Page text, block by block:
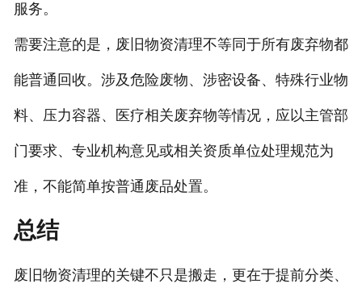
服务。
需要注意的是，废旧物资清理不等同于所有废弃物都
能普通回收。涉及危险废物、涉密设备、特殊行业物
料、压力容器、医疗相关废弃物等情况，应以主管部
门要求、专业机构意见或相关资质单位处理规范为
准，不能简单按普通废品处置。
总结
废旧物资清理的关键不只是搬走，更在于提前分类、